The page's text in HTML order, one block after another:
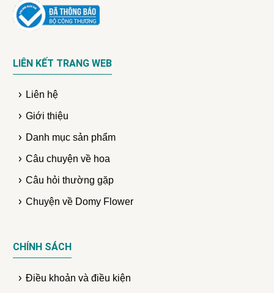
LIÊN KẾT TRANG WEB
Liên hệ
Giới thiệu
Danh mục sản phẩm
Câu chuyện về hoa
Câu hỏi thường gặp
Chuyện về Domy Flower
CHÍNH SÁCH
Điều khoản và điều kiện